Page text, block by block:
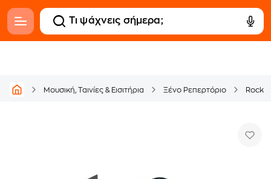
Μουσική, Ταινίες & Εισιτήρια Ξένο Ρεπερτόριο Rock